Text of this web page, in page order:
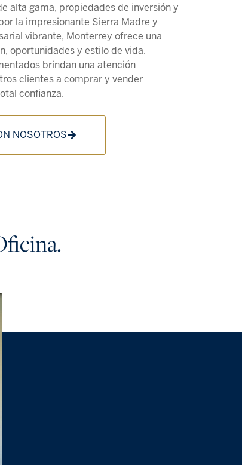
alta gama, propiedades de inversión y
la impresionante Sierra Madre y
vibrante, Monterrey ofrece una
oportunidades y estilo de vida.
brindan una atención
clientes a comprar y vender
confianza.
NOSOTROS